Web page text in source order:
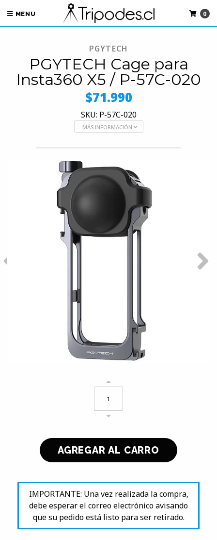
MENU 0
PGYTECH
PGYTECH Cage para
Insta360 X5 / P-57C-020
$71.990
SKU: P-57C-020
MÁS INFORMACIÓN
IMPORTANTE: Una vez realizada la compra,
debe esperar el correo electrónico avisando
que su pedido está listo para ser retirado.